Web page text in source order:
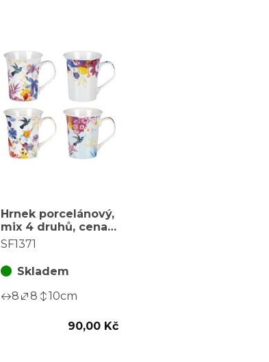
Hrnek porcelánový,
mix 4 druhů, cena
za 1ks, obsah
SF1371
Skladem
8
8 10cm
90,00 Kč